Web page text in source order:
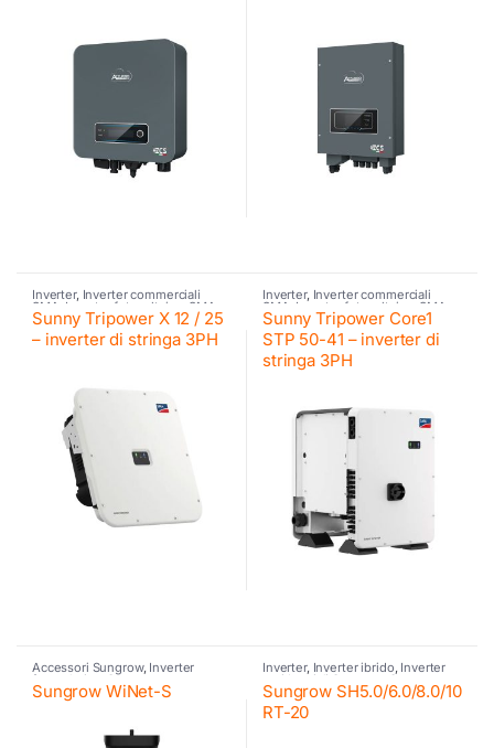
Inverter, Inverter commerciali
SMA Inverter fotovoltaico SMA
Sunny Tripower X 12 / 25
– inverter di stringa 3PH
Inverter, Inverter commerciali
SMA Inverter fotovoltaico SMA
Sunny Tripower Core1
STP 50-41 – inverter di
stringa 3PH
Accessori Sungrow, Inverter
fotovoltaico Sungrow
Sungrow WiNet-S
Inverter, Inverter ibrido, Inverter
residenziali Sungrow Sungrow
Sungrow
Sungrow SH5.0/6.0/8.0/10
RT-20